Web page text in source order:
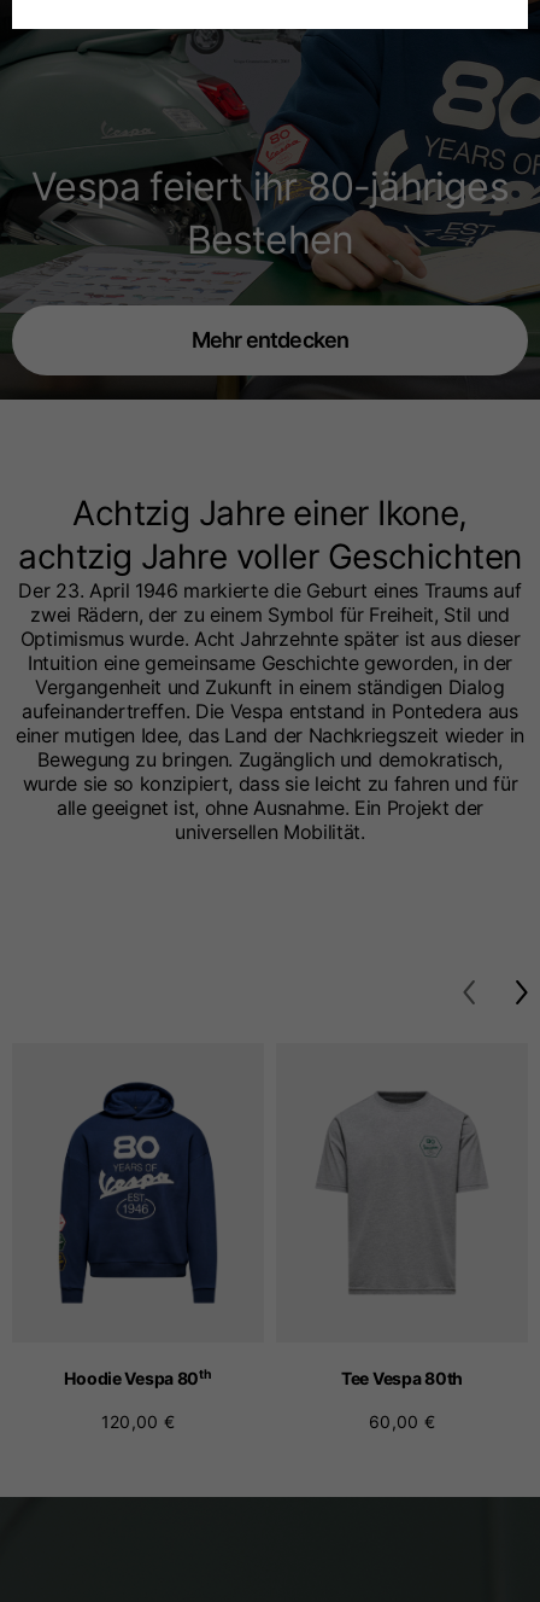
Vespa feiert ihr 80-jähriges
Bestehen
Mehr entdecken
Achtzig Jahre einer Ikone,
achtzig Jahre voller Geschichten
Der 23. April 1946 markierte die Geburt eines Traums auf
zwei Rädern, der zu einem Symbol für Freiheit, Stil und
Optimismus wurde. Acht Jahrzehnte später ist aus dieser
Intuition eine gemeinsame Geschichte geworden, in der
Vergangenheit und Zukunft in einem ständigen Dialog
aufeinandertreffen. Die Vespa entstand in Pontedera aus
einer mutigen Idee, das Land der Nachkriegszeit wieder in
Bewegung zu bringen. Zugänglich und demokratisch,
wurde sie so konzipiert, dass sie leicht zu fahren und für
alle geeignet ist, ohne Ausnahme. Ein Projekt der
universellen Mobilität.
Hoodie Vespa 80th
120,00 €
Tee Vespa 80th
60,00 €
Deutsch
Niederländisch
Französisch